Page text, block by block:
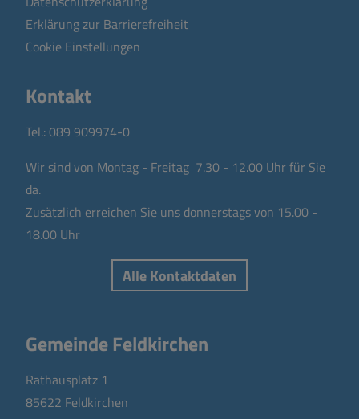
Erklärung zur Barrierefreiheit
Cookie Einstellungen
Kontakt
Tel.:089 909974-0
Wir sind von Montag - Freitag 7.30 - 12.00 Uhr für Sie
da.
Zusätzlich erreichen Sie uns donnerstags von 15.00 -
18.00 Uhr
Alle Kontaktdaten
Gemeinde Feldkirchen
Rathausplatz 1
85622 Feldkirchen